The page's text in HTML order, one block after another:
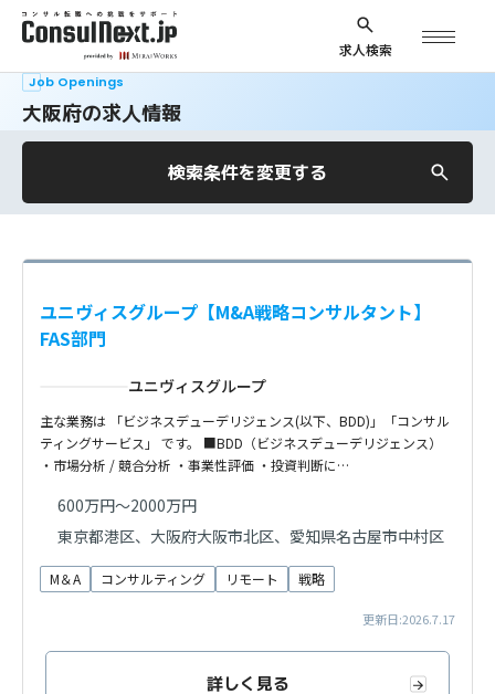
求人検索
Job Openings
大阪府の求人情報
検索条件を変更する
ユニヴィスグループ【M&A戦略コンサルタント】
FAS部門
ユニヴィスグループ
主な業務は 「ビジネスデューデリジェンス(以下、BDD)」「コンサル
ティングサービス」 です。 ■BDD（ビジネスデューデリジェンス）
・市場分析 / 競合分析 ・事業性評価 ・投資判断に…
600万円～2000万円
東京都港区、大阪府大阪市北区、愛知県名古屋市中村区
M＆A コンサルティング リモート 戦略
更新日:2026.7.17
詳しく見る